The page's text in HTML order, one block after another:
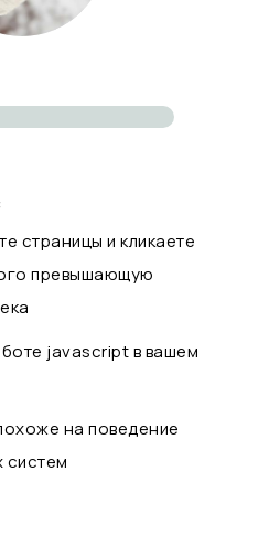
страницы и кликаете
превышающую
javascript в вашем
на поведение
систем